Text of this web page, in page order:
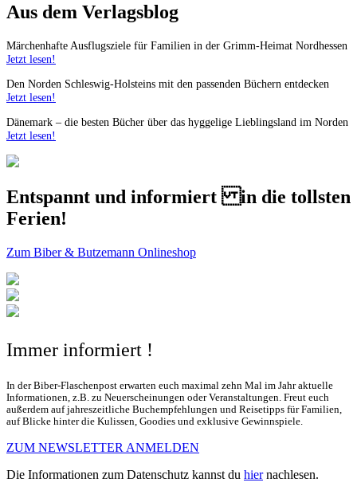
Aus dem Verlagsblog
Märchenhafte Ausflugsziele für Familien in der Grimm-Heimat Nordhessen
Jetzt lesen!
Den Norden Schleswig-Holsteins mit den passenden Büchern entdecken
Jetzt lesen!
Dänemark – die besten Bücher über das hyggelige Lieblingsland im Norden
Jetzt lesen!
Entspannt und informiert in die tollsten
Ferien!
Zum Biber & Butzemann Onlineshop
Immer informiert !
In der Biber-Flaschenpost erwarten euch maximal zehn Mal im Jahr aktuelle
Informationen, z.B. zu Neuerscheinungen oder Veranstaltungen. Freut euch
außerdem auf jahreszeitliche Buchempfehlungen und Reisetipps für Familien,
auf Blicke hinter die Kulissen, Goodies und exklusive Gewinnspiele.
ZUM NEWSLETTER ANMELDEN
Die Informationen zum Datenschutz kannst du hiernachlesen.